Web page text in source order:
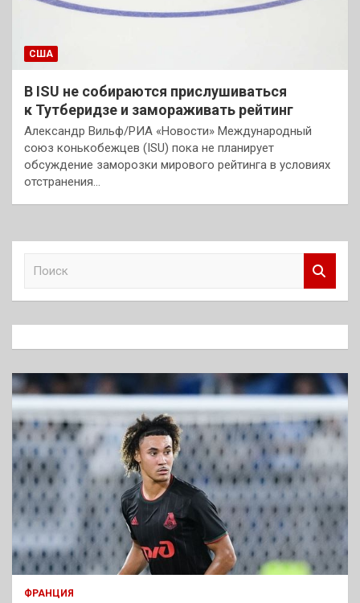
США
В ISU не собираются прислушиваться
к Тутберидзе и замораживать рейтинг
Александр Вильф/РИА «Новости» Международный
союз конькобежцев (ISU) пока не планирует
обсуждение заморозки мирового рейтинга в условиях
отстранения…
к
ФРАНЦИЯ